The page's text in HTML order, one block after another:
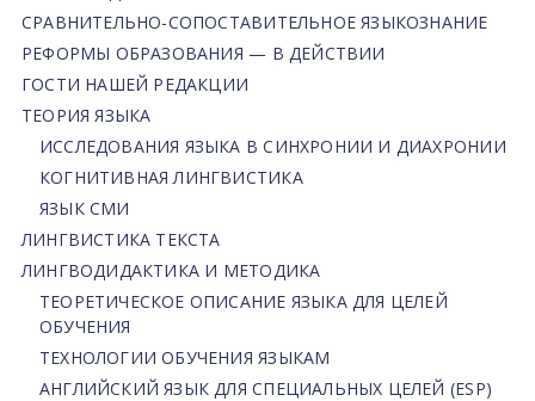
СРАВНИТЕЛЬНО-СОПОСТАВИТЕЛЬНОЕ ЯЗЫКОЗНАНИЕ
РЕФОРМЫ ОБРАЗОВАНИЯ — В ДЕЙСТВИИ
ГОСТИ НАШЕЙ РЕДАКЦИИ
ТЕОРИЯ ЯЗЫКА
ИССЛЕДОВАНИЯ ЯЗЫКА В СИНХРОНИИ И ДИАХРОНИИ
КОГНИТИВНАЯ ЛИНГВИСТИКА
ЯЗЫК СМИ
ЛИНГВИСТИКА ТЕКСТА
ЛИНГВОДИДАКТИКА И МЕТОДИКА
ТЕОРЕТИЧЕСКОЕ ОПИСАНИЕ ЯЗЫКА ДЛЯ ЦЕЛЕЙ
ОБУЧЕНИЯ
ТЕХНОЛОГИИ ОБУЧЕНИЯ ЯЗЫКАМ
АНГЛИЙСКИЙ ЯЗЫК ДЛЯ СПЕЦИАЛЬНЫХ ЦЕЛЕЙ (ESP)